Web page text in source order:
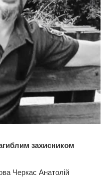
захисником
Черкас Анатолій